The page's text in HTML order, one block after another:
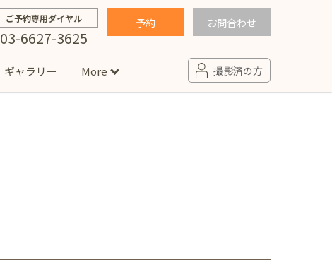
ご予約専用ダイヤル
03-6627-3625
予約 お問合わせ
ギャラリー More 撮影済の方